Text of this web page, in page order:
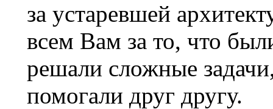
за устаревшей
всем Вам за то, что
решали сложные
помогали друг другу.